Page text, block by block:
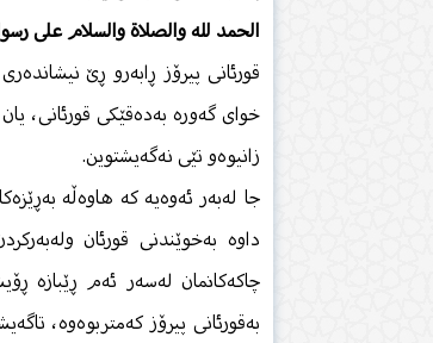
الحمد لله والصلاة والسلام على
قورئانی پیرۆز ڕابەرو ڕێ
خوای گەورە بەدەقێكی قورئانی،
زانیوەو تێی نەگەیشتوین.
جا لەبەر ئەوەیە كە هاوەڵە
داوە بەخوێندنی قورئان
چاكەكانمان لەسەر ئەم ڕێبازە
بەقورئانی پیرۆز كەمتربوەوە،